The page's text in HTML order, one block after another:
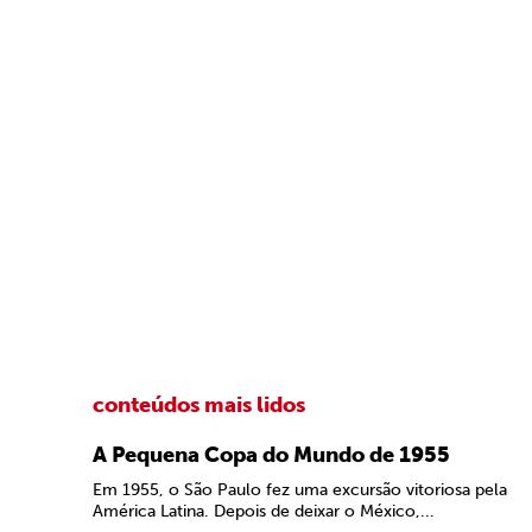
conteúdos mais lidos
A Pequena Copa do Mundo de 1955
Em 1955, o São Paulo fez uma excursão vitoriosa pela
América Latina. Depois de deixar o México,...